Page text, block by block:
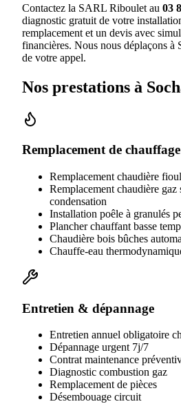
Contactez la SARL Riboulet au 03
diagnostic gratuit de votre
remplacement et un devis avec
financières. Nous nous déplaçons à
de votre appel.
Nos prestations à
Remplacement de chauffage
Remplacement chaudière
Remplacement chaudière gaz
condensation
Installation poêle à granulés
Plancher chauffant basse
Chaudière bois bûches
Chauffe-eau
Entretien & dépannage
Entretien annuel obligatoire
Dépannage urgent 7j/7
Contrat maintenance
Diagnostic combustion gaz
Remplacement de pièces
Désembouage circuit